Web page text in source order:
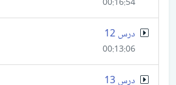
00:16:54
درس 12
00:13:06
درس 13